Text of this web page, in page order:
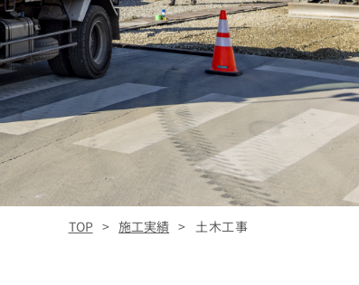
TOP 施工実績 土木工事